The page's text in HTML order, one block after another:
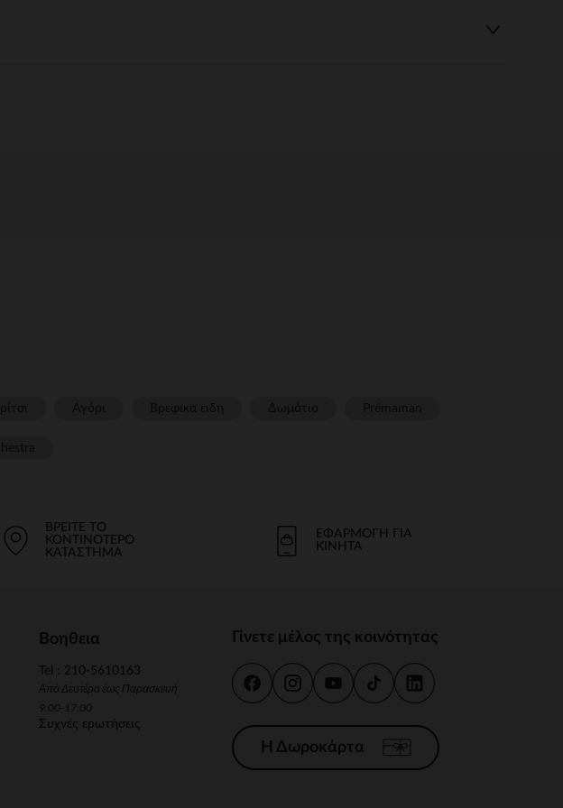
ΒΡΕΊΤΕ ΤΟ
ΚΟΝΤΙΝΌΤΕΡΟ
ΚΑΤΆΣΤΗΜΑ
ΕΦΑΡΜΟΓΉ ΓΙΑ
ΚΙΝΗΤΆ
Βοηθεια
Tel : 210-5610163
Από Δευτέρα έως Παρασκευή
9.00-17.00
Συχνές ερωτήσεις
Γίνετε μέλος της κοινότητας
Η Δωροκάρτα